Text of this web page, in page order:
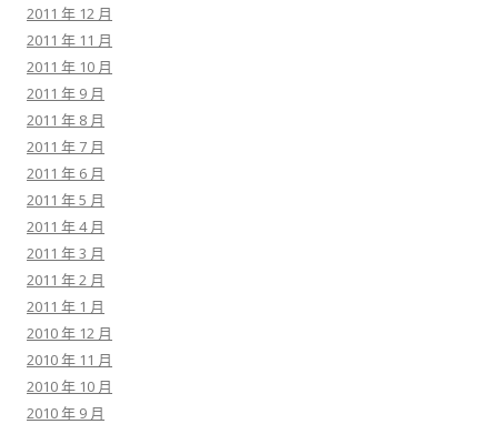
2011 年 12 月
2011 年 11 月
2011 年 10 月
2011 年 9 月
2011 年 8 月
2011 年 7 月
2011 年 6 月
2011 年 5 月
2011 年 4 月
2011 年 3 月
2011 年 2 月
2011 年 1 月
2010 年 12 月
2010 年 11 月
2010 年 10 月
2010 年 9 月